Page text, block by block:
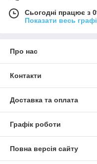
Сьогодні працює з
Показати весь
Про нас
Контакти
Доставка та оплата
Графік роботи
Повна версія сайту